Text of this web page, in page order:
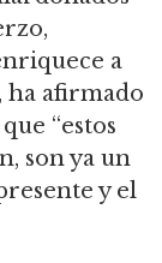
a
ha afirmado
“estos
son ya un
y el